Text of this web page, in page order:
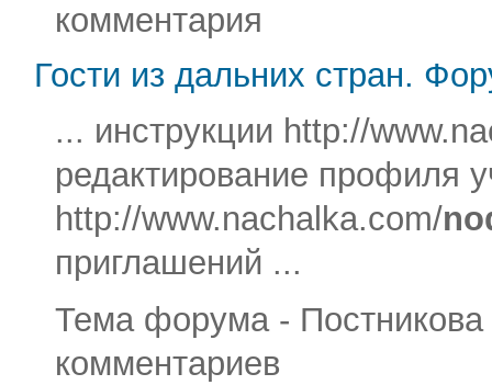
комментария
Гости из дальних стран.
... инструкции http://
редактирование профиля
http://www.nachalka.com/
приглашений ...
Тема форума -
комментариев